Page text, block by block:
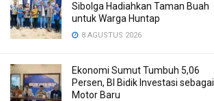
Sibolga Hadiahkan Taman Buah
untuk Warga Huntap
8 AGUSTUS 2026
Ekonomi Sumut Tumbuh 5,06
Persen, BI Bidik Investasi sebagai
Motor Baru